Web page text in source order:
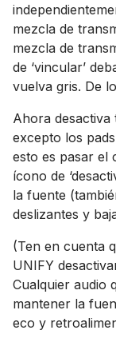
mezcla de
mezcla de
de ‘vincular’
vuelva gris. De
Ahora desactiva
excepto los
esto es pasar el
ícono de
la fuente
deslizantes y
(Ten en cuenta
UNIFY
Cualquier audio
mantener la
eco y